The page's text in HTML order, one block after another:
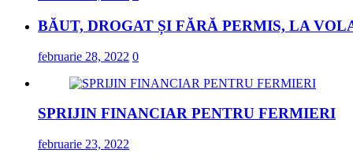
BĂUT, DROGAT ȘI FĂRĂ PERMIS, LA
februarie 28, 2022 0
SPRIJIN FINANCIAR PENTRU FERMIERI
februarie 23, 2022